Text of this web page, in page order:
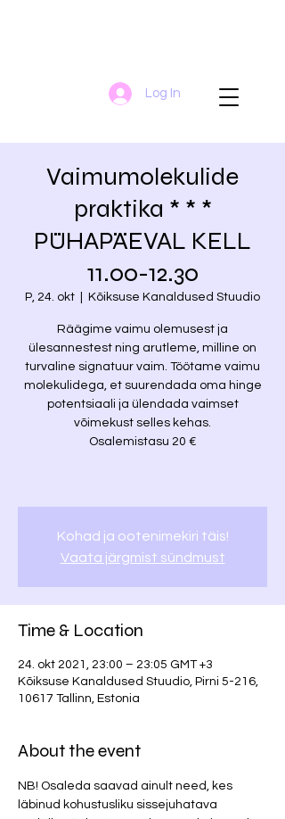
Log In
Vaimumolekulide
praktika * * *
PÜHAPÄEVAL KELL
11.00-12.30
P, 24. okt Kõiksuse Kanaldused Stuudio
Räägime vaimu olemusest ja
ülesannestest ning arutleme, milline on
turvaline signatuur vaim. Töötame vaimu
molekulidega, et suurendada oma hinge
potentsiaali ja ülendada vaimset
võimekust selles kehas.
Osalemistasu 20 €
Kohad ja ootenimekiri täis!
Vaata järgmist sündmust
Time & Location
24. okt 2021, 23:00 – 23:05 GMT +3
Kõiksuse Kanaldused Stuudio, Pirni 5-216,
10617 Tallinn, Estonia
About the event
NB! Osaleda saavad ainult need, kes
läbinud kohustusliku sissejuhatava